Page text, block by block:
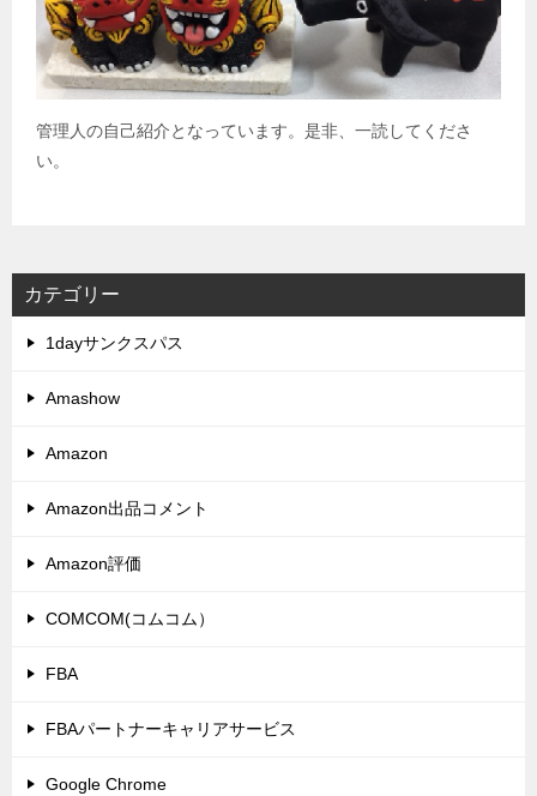
管理人の自己紹介となっています。是非、一読してくださ
い。
カテゴリー
1dayサンクスパス
Amashow
Amazon
Amazon出品コメント
Amazon評価
COMCOM(コムコム）
FBA
FBAパートナーキャリアサービス
Google Chrome